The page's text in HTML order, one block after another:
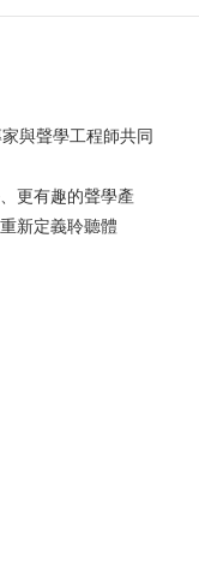
與聲學工程師共同
更有趣的聲學產
新定義聆聽體